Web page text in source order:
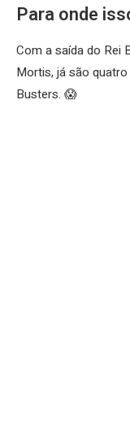
Para onde
Com a saída do Rei
Mortis, já são quatro
Busters. 😱